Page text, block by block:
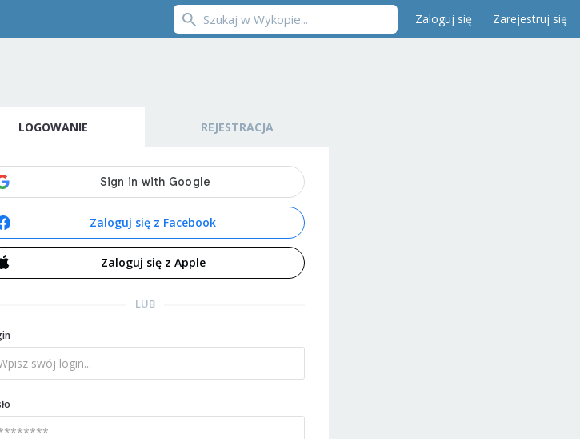
Zaloguj się Zarejestruj się
LOGOWANIE REJESTRACJA
Zaloguj się z Facebook
Zaloguj się z Apple
LUB